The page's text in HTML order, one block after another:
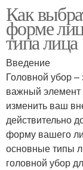
Убор в
Как
форме
типа лица
Введение
Головной убор –
важный элемент
изменить ваш
действительно
форму вашего
основные типы
головной убор